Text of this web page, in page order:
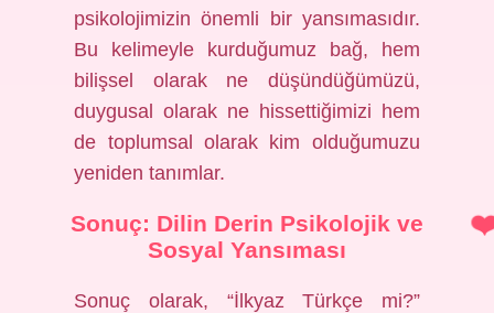
psikolojimizin önemli bir yansımasıdır.
Bu kelimeyle kurduğumuz bağ, hem
bilişsel olarak ne düşündüğümüzü,
duygusal olarak ne hissettiğimizi hem
de toplumsal olarak kim olduğumuzu
yeniden tanımlar.
Sonuç: Dilin Derin Psikolojik ve
Sosyal Yansıması
Sonuç olarak, “İlkyaz Türkçe mi?”